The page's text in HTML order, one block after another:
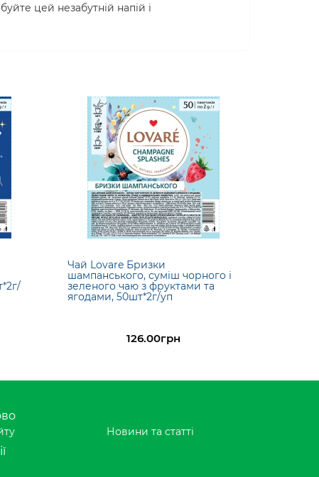
цей незабутній напій і
Чай Lovare Бризки
шампанського, суміш чорного і
зеленого чаю з фруктами та
ягодами, 50шт*2г/уп
126.00грн
Новини та статті